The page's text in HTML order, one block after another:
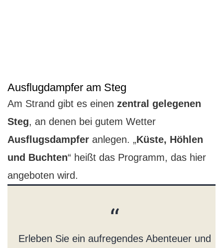
Ausflugdampfer am Steg
Am Strand gibt es einen zentral gelegenen
Steg, an denen bei gutem Wetter
Ausflugsdampfer anlegen. „Küste, Höhlen
und Buchten“ heißt das Programm, das hier
angeboten wird.
Erleben Sie ein aufregendes Abenteuer und